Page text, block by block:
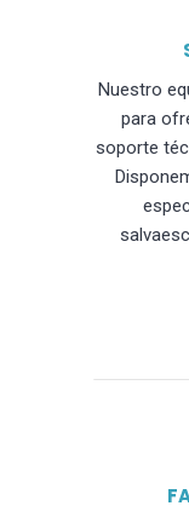
Nuestro
para
soporte